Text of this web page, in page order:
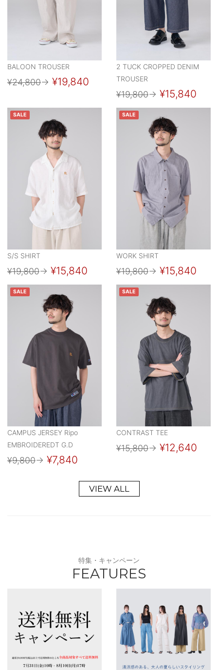
BALOON TROUSER
¥24,800→ ¥19,840
2 TUCK CROPPED DENIM
TROUSER
¥19,800→ ¥15,840
SALE
S/S SHIRT
¥19,800→ ¥15,840
SALE
WORK SHIRT
¥19,800→ ¥15,840
SALE
CAMPUS JERSEY Ripo
EMBROIDEREDT G.D
¥9,800→ ¥7,840
SALE
CONTRAST TEE
¥15,800→ ¥12,640
VIEW ALL
特集・キャンペーン
FEATURES